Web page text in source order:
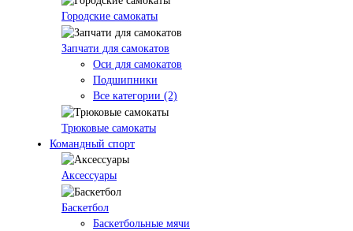
Городские самокаты
Запчати для самокатов
Оси для самокатов
Подшипники
Все категории (2)
Трюковые самокаты
Командный спорт
Аксессуары
Баскетбол
Баскетбольные мячи